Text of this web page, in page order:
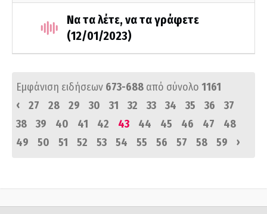
Να τα λέτε, να τα γράφετε
(12/01/2023)
Εμφάνιση ειδήσεων 673-688 από σύνολο 1161
‹
27 28 29 30 31 32 33 34 35 36
37
38
39 40 41 42 43 44 45 46 47
48
49
50 51 52 53 54 55 56 57 58 59 ›